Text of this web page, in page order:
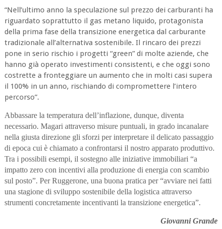
“Nell’ultimo anno la speculazione sul prezzo dei carburanti ha
riguardato soprattutto il gas metano liquido, protagonista
della prima fase della transizione energetica dal carburante
tradizionale all’alternativa sostenibile. Il rincaro dei prezzi
pone in serio rischio i progetti “green” di molte aziende, che
hanno già operato investimenti consistenti, e che oggi sono
costrette a fronteggiare un aumento che in molti casi supera
il 100% in un anno, rischiando di compromettere l’intero
percorso”.
Abbassare la temperatura dell’inflazione, dunque, diventa
necessario. Magari attraverso misure puntuali, in grado incanalare
nella giusta direzione gli sforzi per interpretare il delicato passaggio
di epoca cui è chiamato a confrontarsi il nostro apparato produttivo.
Tra i possibili esempi, il sostegno alle iniziative immobiliari “a
impatto zero con incentivi alla produzione di energia con scambio
sul posto”. Per Ruggerone, una buona pratica per “avviare nei fatti
una stagione di sviluppo sostenibile della logistica attraverso
strumenti concretamente incentivanti la transizione energetica”.
Giovanni Grande